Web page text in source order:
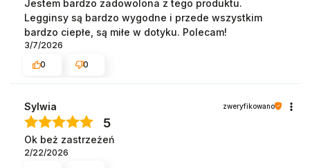
Jestem bardzo zadowolona z tego produktu.
Legginsy są bardzo wygodne i przede wszystkim
bardzo ciepłe, są miłe w dotyku. Polecam!
3/7/2026
0
0
Sylwia zweryfikowano
5
Ok beż zastrzeżeń
2/22/2026